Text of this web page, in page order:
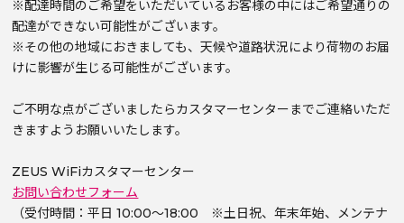
※配達時間のご希望をいただいているお客様の中にはご希望通りの
配達ができない可能性がございます。
※その他の地域におきましても、天候や道路状況により荷物のお届
けに影響が生じる可能性がございます。
ご不明な点がございましたらカスタマーセンターまでご連絡いただ
きますようお願いいたします。
ZEUS WiFiカスタマーセンター
お問い合わせフォーム
（受付時間：平日 10:00～18:00 ※土日祝、年末年始、メンテナ